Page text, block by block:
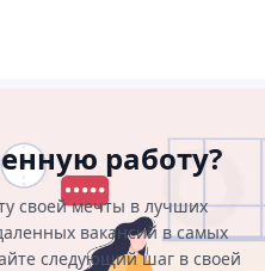
работу?
своей мечты в лучших
вакансий в самых
следующий шаг в своей